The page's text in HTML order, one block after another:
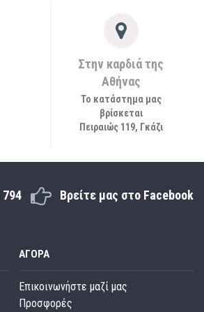
Στην καρδιά της
Αθήνας
Το κατάστημα μας
βρίσκεται
Πειραιώς 119, Γκάζι
794 Βρείτε μας στο Facebook
ΑΓΟΡΆ
Επικοινωνήστε μαζί μας
Προσφορές